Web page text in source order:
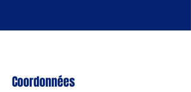
Coordonnées